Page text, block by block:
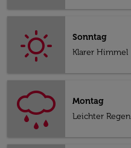
Sonntag
Klarer Himmel
Montag
Leichter Regen